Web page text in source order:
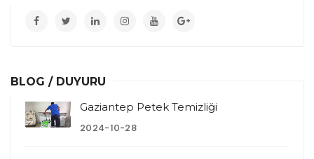
BLOG / DUYURU
Gaziantep Petek Temizliği
2024-10-28